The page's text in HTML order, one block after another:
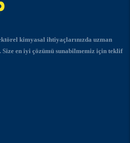
kimyasal ihtiyaçlarınızda uzman
Size en iyi çözümü sunabilmemiz için teklif